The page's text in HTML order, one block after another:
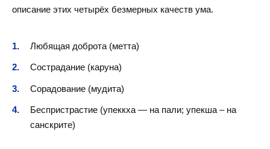
описание этих четырёх безмерных качеств ума.
Любящая доброта (метта)
Сострадание (каруна)
Сорадование (мудита)
Беспристрастие (упеккха — на пали; упекша – на
санскрите)